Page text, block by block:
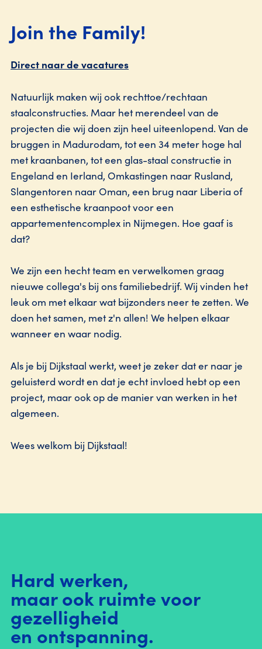
Join the Family!
Direct naar de vacatures
Natuurlijk maken wij ook rechttoe/rechtaan
staalconstructies. Maar het merendeel van de
projecten die wij doen zijn heel uiteenlopend. Van de
bruggen in Madurodam, tot een 34 meter hoge hal
met kraanbanen, tot een glas-staal constructie in
Engeland en Ierland, Omkastingen naar Rusland,
Slangentoren naar Oman, een brug naar Liberia of
een esthetische kraanpoot voor een
appartementencomplex in Nijmegen. Hoe gaaf is
dat?
We zijn een hecht team en verwelkomen graag
nieuwe collega's bij ons familiebedrijf. Wij vinden het
leuk om met elkaar wat bijzonders neer te zetten. We
doen het samen, met z'n allen! We helpen elkaar
wanneer en waar nodig.
Als je bij Dijkstaal werkt, weet je zeker dat er naar je
geluisterd wordt en dat je echt invloed hebt op een
project, maar ook op de manier van werken in het
algemeen.
Wees welkom bij Dijkstaal!
Hard werken,
maar ook ruimte voor
gezelligheid
en ontspanning.